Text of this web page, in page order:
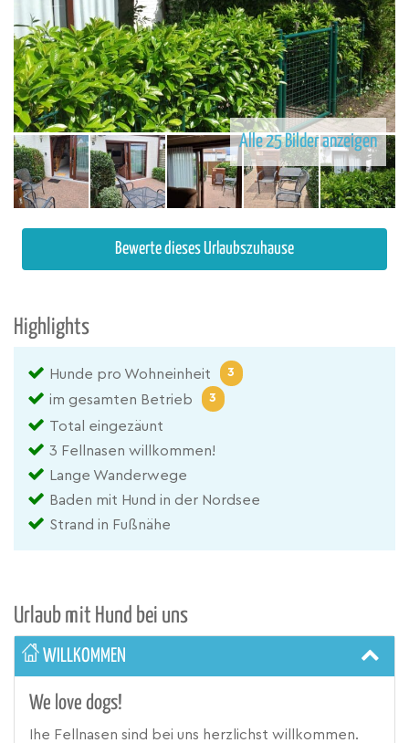
Alle 25 Bilder anzeigen
Bewerte dieses Urlaubszuhause
Highlights
Hunde pro Wohneinheit 3
im gesamten Betrieb 3
Total eingezäunt
3 Fellnasen willkommen!
Lange Wanderwege
Baden mit Hund in der Nordsee
Strand in Fußnähe
Urlaub mit Hund bei uns
WILLKOMMEN
We love dogs!
Ihe Fellnasen sind bei uns herzlichst willkommen.